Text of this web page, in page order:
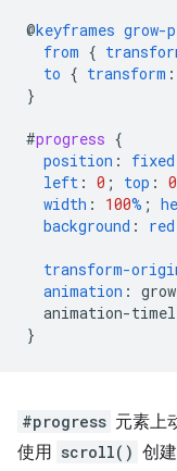
@keyframes grow-
from {
to { transform :
}
#progress {
position : fixed
left : 0 ; top : 0
width : 100% ;
background : red
transform-
animation :
animation-
}
#progress 元素上
使用 scroll() 创